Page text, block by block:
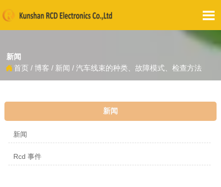

新闻
首页 / 博客 / 新闻 / 汽车线束的种类、故障模式、检查方法
新闻
新闻
Rcd 事件